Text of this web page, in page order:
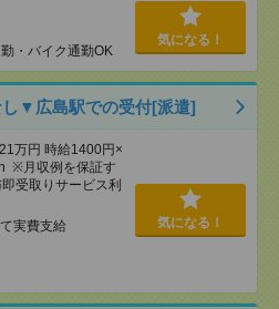
・バイク通勤OK
気になる！
▼広島駅での受付[派遣]
万円 時給1400円×
※月収例を保証す
受取りサービス利
実費支給
気になる！